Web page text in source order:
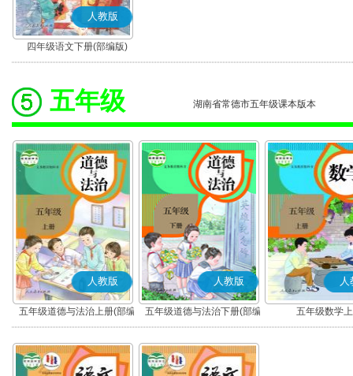
人教版
四年级语文下册(部编版)
五年级 湖南省常德市五年级课本版本
人教版
五年级道德与法治上册(部编
版)
人教版
五年级道德与法治下册(部编
版)
人
五年级数学